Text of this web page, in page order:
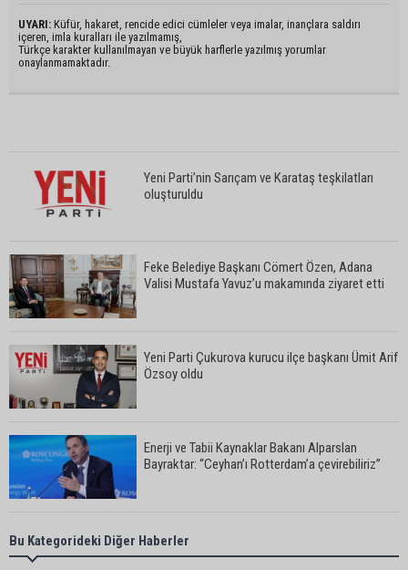
UYARI: Küfür, hakaret, rencide edici cümleler veya imalar, inançlara saldırı
içeren, imla kuralları ile yazılmamış,
Türkçe karakter kullanılmayan ve büyük harflerle yazılmış yorumlar
onaylanmamaktadır.
Yeni Parti’nin Sarıçam ve Karataş teşkilatları
oluşturuldu
Feke Belediye Başkanı Cömert Özen, Adana
Valisi Mustafa Yavuz’u makamında ziyaret etti
Yeni Parti Çukurova kurucu ilçe başkanı Ümit Arif
Özsoy oldu
Enerji ve Tabii Kaynaklar Bakanı Alparslan
Bayraktar: “Ceyhan’ı Rotterdam’a çevirebiliriz”
Başkan Ali Bedrettin Karataş’tan sahiller için
duyarlılık çağrısı
Bu Kategorideki Diğer Haberler